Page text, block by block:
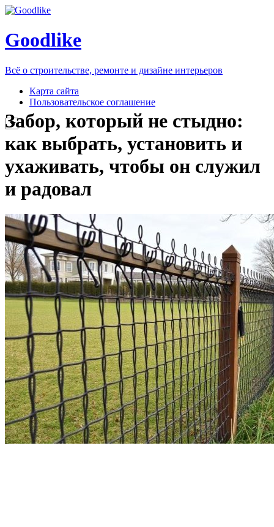
Goodlike
Всё о строительстве, ремонте и дизайне интерьеров
Карта сайта
Пользовательское соглашение
Забор, который не стыдно:
как выбрать, установить и
ухаживать, чтобы он служил
и радовал